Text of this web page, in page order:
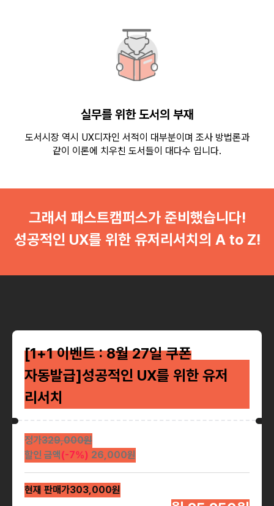
실무를 위한 도서의 부재
도서시장 역시 UX디자인 서적이 대부분이며 조사 방법론과
같이 이론에 치우친 도서들이 대다수 입니다.
그래서 패스트캠퍼스가 준비했습니다!
성공적인 UX를 위한 유저리서치의 A to Z!
[1+1 이벤트 : 8월 27일 쿠폰
자동발급]성공적인 UX를 위한 유저
리서치
정가329,000원
할인 금액(-7%) 26,000원
현재 판매가303,000원